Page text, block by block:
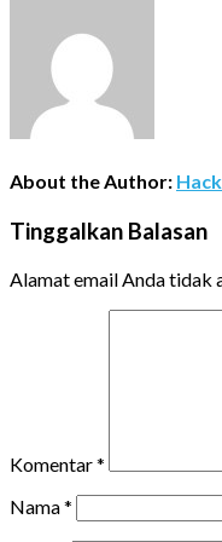
About the Author:
Tinggalkan Balasan
Alamat email Anda tidak
Komentar*
Nama*